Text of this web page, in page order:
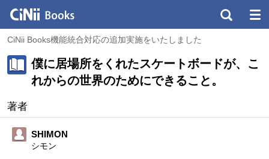
CiNii Books機能統合対応の追加実施をいたしました
僕に居場所をくれたスケートボードが、こ
れからの世界のためにできること。
著者
SHIMON
シモン